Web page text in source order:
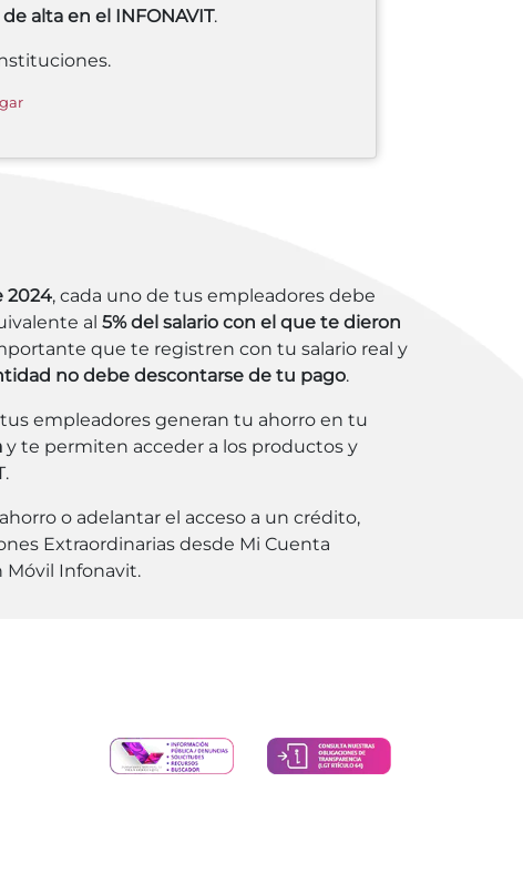
alta en el INFONAVIT.
2024, cada uno de tus empleadores debe
al 5% del salario con el que te dieron
que te registren con tu salario real y
no debe descontarse de tu pago.
empleadores generan tu ahorro en tu
y te permiten acceder a los productos y
o adelantar el acceso a un crédito,
Extraordinarias desde Mi Cuenta
Móvil Infonavit.